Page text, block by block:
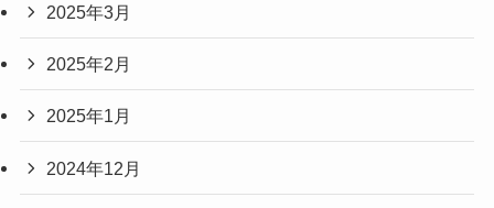
2025年3月
2025年2月
2025年1月
2024年12月